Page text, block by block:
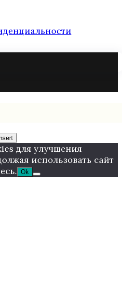
для улучшения
использовать сайт
Ok